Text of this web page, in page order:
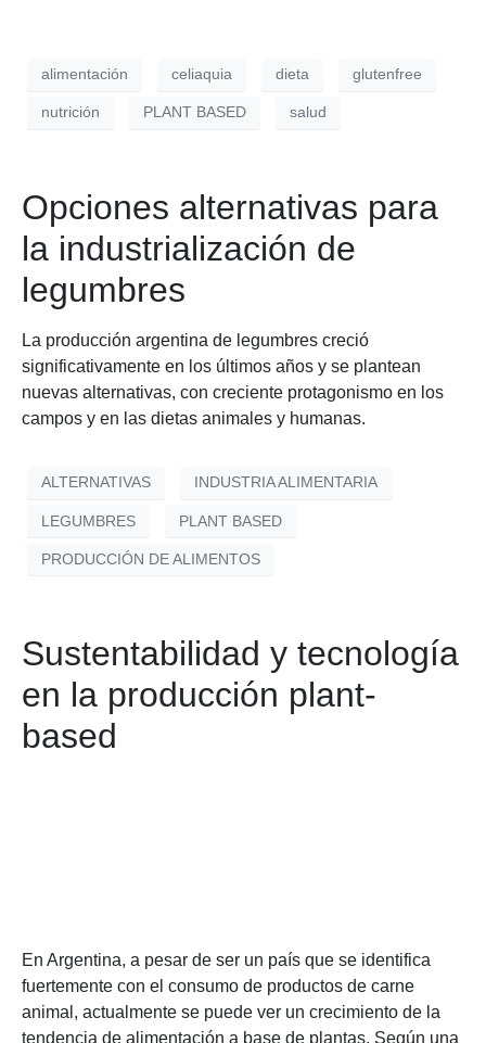
alimentación celiaquia dieta glutenfree
nutrición PLANT BASED salud
Opciones alternativas para
la industrialización de
legumbres
La producción argentina de legumbres creció
significativamente en los últimos años y se plantean
nuevas alternativas, con creciente protagonismo en los
campos y en las dietas animales y humanas.
ALTERNATIVAS INDUSTRIA ALIMENTARIA
LEGUMBRES PLANT BASED
PRODUCCIÓN DE ALIMENTOS
Sustentabilidad y tecnología
en la producción plant-
based
En Argentina, a pesar de ser un país que se identifica
fuertemente con el consumo de productos de carne
animal, actualmente se puede ver un crecimiento de la
tendencia de alimentación a base de plantas. Según una